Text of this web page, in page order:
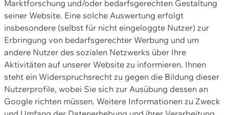
Marktforschung und/oder bedarfsgerechten Gestaltung
seiner Website. Eine solche Auswertung erfolgt
insbesondere (selbst für nicht eingeloggte Nutzer) zur
Erbringung von bedarfsgerechter Werbung und um
andere Nutzer des sozialen Netzwerks über Ihre
Aktivitäten auf unserer Website zu informieren. Ihnen
steht ein Widerspruchsrecht zu gegen die Bildung dieser
Nutzerprofile, wobei Sie sich zur Ausübung dessen an
Google richten müssen. Weitere Informationen zu Zweck